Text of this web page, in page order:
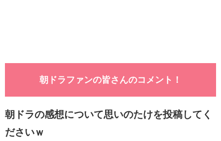
朝ドラファンの皆さんのコメント！
朝ドラの感想について思いのたけを投稿してく
ださいｗ